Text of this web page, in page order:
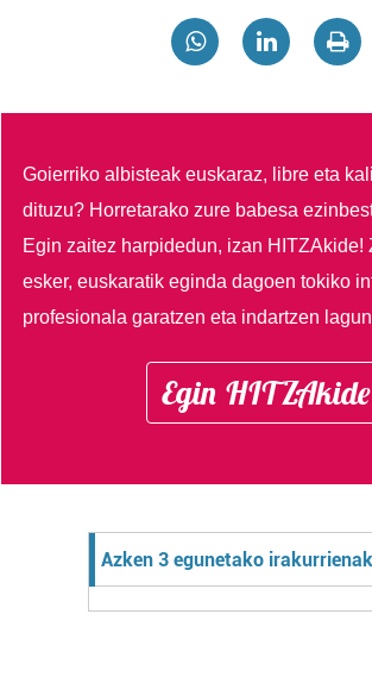
Goierriko albisteak euskaraz, libre eta
dituzu? Horretarako zure babesa
Egin zaitez harpidedun, izan HITZAkide!
esker, euskaratik eginda dagoen tokiko
profesionala garatzen eta indartzen
Egin HITZAkide
Azken 3 egunetako irakurrienak